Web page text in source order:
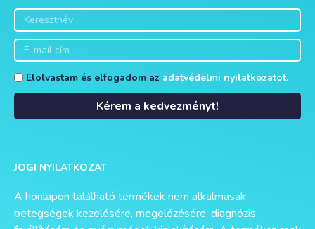
Elolvastam és elfogadom az adatvédelmi nyilatkozatot.
Kérem a kedvezményt!
JOGI NYILATKOZAT
A honlapon található termékek nem alkalmasak
betegségek kezelésére, megelőzésére, diagnózis